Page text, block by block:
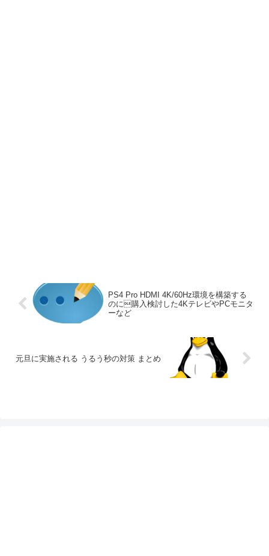
PS4 Pro HDMI 4K/60Hz環境を構築する
のに購入検討した4KテレビやPCモニタ
ーなど
元旦に実施される うるう秒の対策 まとめ